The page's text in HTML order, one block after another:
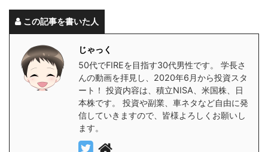
この記事を書いた人
じゃっく
50代でFIREを目指す30代男性です。 学長さ
んの動画を拝見し、2020年6月から投資スタ
ート！ 投資内容は、積立NISA、米国株、日
本株です。 投資や副業、車ネタなど自由に発
信していきますので、皆様よろしくお願いし
ます。